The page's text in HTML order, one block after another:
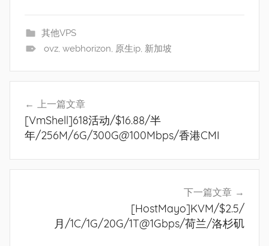
其他VPS
ovz, webhorizon 原生ip, 新加坡
航
上一篇文章
[VmShell]618活动/$16.88/半
年/256M/6G/300G@100Mbps/香港CMI
下一篇文章
[HostMayo]KVM/$2.5/
月/1C/1G/20G/1T@1Gbps/荷兰/洛杉矶